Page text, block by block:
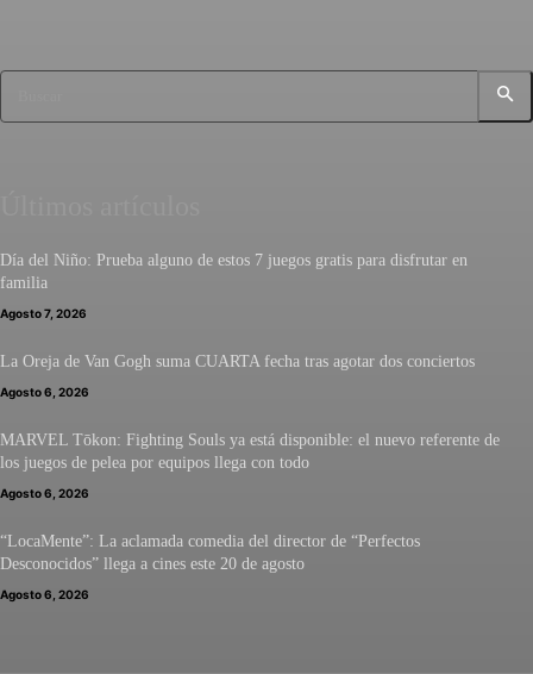
Día del Niño: Prueba alguno de estos 7 juegos gratis para disfrutar en
familia
Agosto 7, 2026
La Oreja de Van Gogh suma CUARTA fecha tras agotar dos conciertos
Agosto 6, 2026
MARVEL Tōkon: Fighting Souls ya está disponible: el nuevo referente de
los juegos de pelea por equipos llega con todo
Agosto 6, 2026
“LocaMente”: La aclamada comedia del director de “Perfectos
Desconocidos” llega a cines este 20 de agosto
Agosto 6, 2026